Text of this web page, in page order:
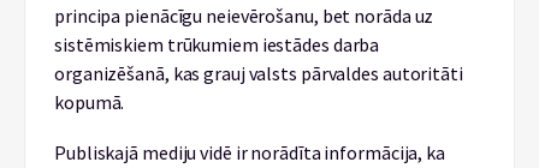
principa pienācīgu neievērošanu, bet norāda uz
sistēmiskiem trūkumiem iestādes darba
organizēšanā, kas grauj valsts pārvaldes autoritāti
kopumā.
Publiskajā mediju vidē ir norādīta informācija, ka